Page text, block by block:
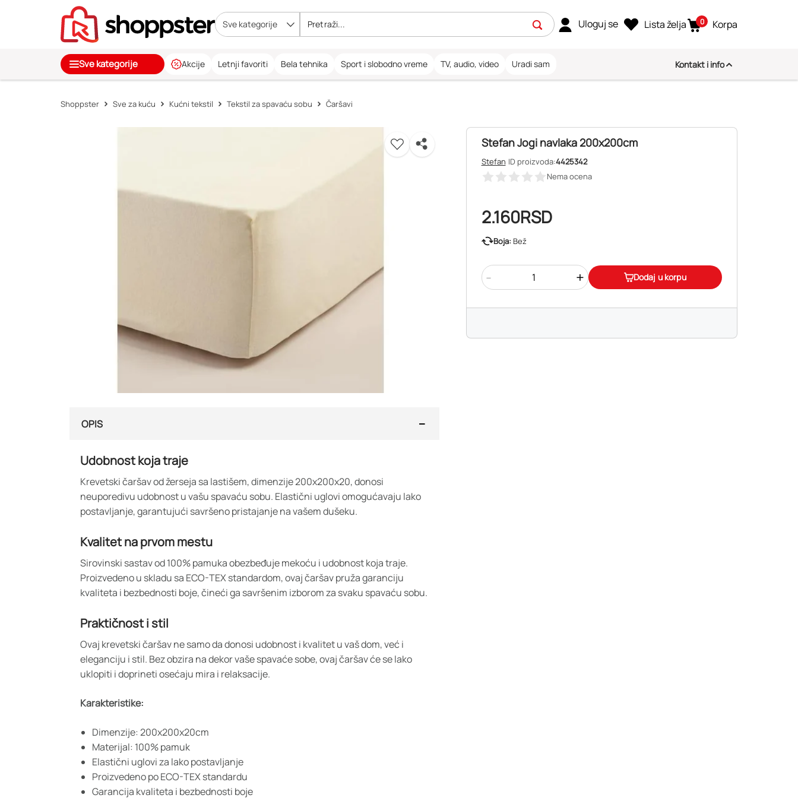
Sve kategorije Uloguj se Lista želja 0 Korpa
Sve kategorije Akcije Letnji favoriti Bela tehnika Sport i slobodno vreme TV, audio, video Uradi sam Kontakt i info
Shoppster Sve za kuću Kućni tekstil Tekstil za spavaću sobu Čaršavi
Stefan Jogi navlaka 200x200cm
Stefan ID proizvoda:4425342
Nema ocena
2.160RSD
Boja: Bež
- + Dodaj u korpu
OPIS
Udobnost koja traje
Krevetski čaršav od žerseja sa lastišem, dimenzije 200x200x20, donosi
neuporedivu udobnost u vašu spavaću sobu. Elastični uglovi omogućavaju lako
postavljanje, garantujući savršeno pristajanje na vašem dušeku.
Kvalitet na prvom mestu
Sirovinski sastav od 100% pamuka obezbeđuje mekoću i udobnost koja traje.
Proizvedeno u skladu sa ECO-TEX standardom, ovaj čaršav pruža garanciju
kvaliteta i bezbednosti boje, čineći ga savršenim izborom za svaku spavaću sobu.
Praktičnost i stil
Ovaj krevetski čaršav ne samo da donosi udobnost i kvalitet u vaš dom, već i
eleganciju i stil. Bez obzira na dekor vaše spavaće sobe, ovaj čaršav će se lako
uklopiti i doprineti osećaju mira i relaksacije.
Karakteristike:
Dimenzije: 200x200x20cm
Materijal: 100% pamuk
Elastični uglovi za lako postavljanje
Proizvedeno po ECO-TEX standardu
Garancija kvaliteta i bezbednosti boje